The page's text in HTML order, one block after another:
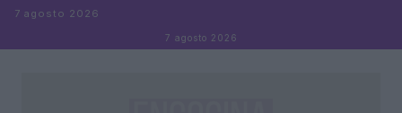
Saltar al contenido
7 agosto 2026
7 agosto 2026